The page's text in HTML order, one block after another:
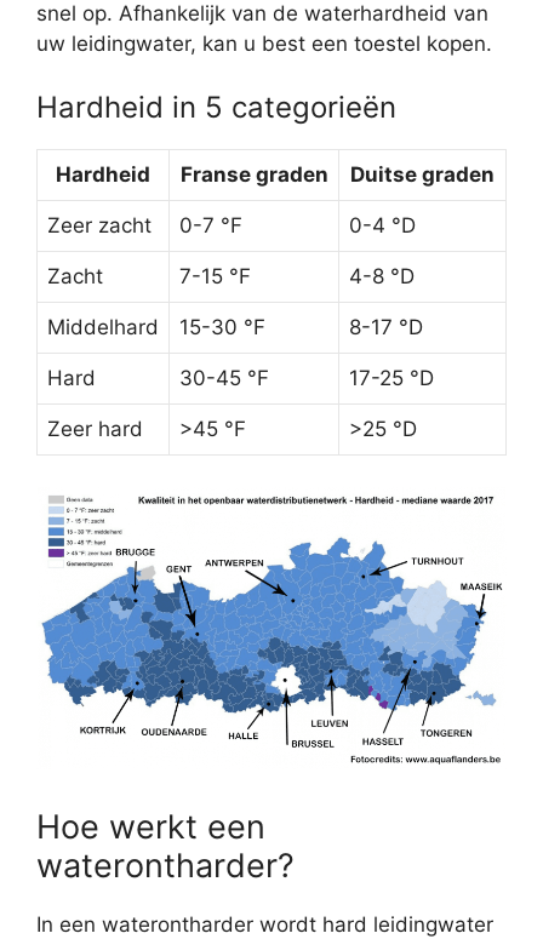
snel op. Afhankelijk van de waterhardheid van
uw leidingwater, kan u best een toestel kopen.
Hardheid in 5 categorieën
Hardheid Franse graden Duitse graden
Zeer zacht 0-7 °F 0-4 °D
Zacht 7-15 °F 4-8 °D
Middelhard 15-30 °F 8-17 °D
Hard 30-45 °F 17-25 °D
Zeer hard >45 °F >25 °D
Hoe werkt een
waterontharder?
In een waterontharder wordt hard leidingwater